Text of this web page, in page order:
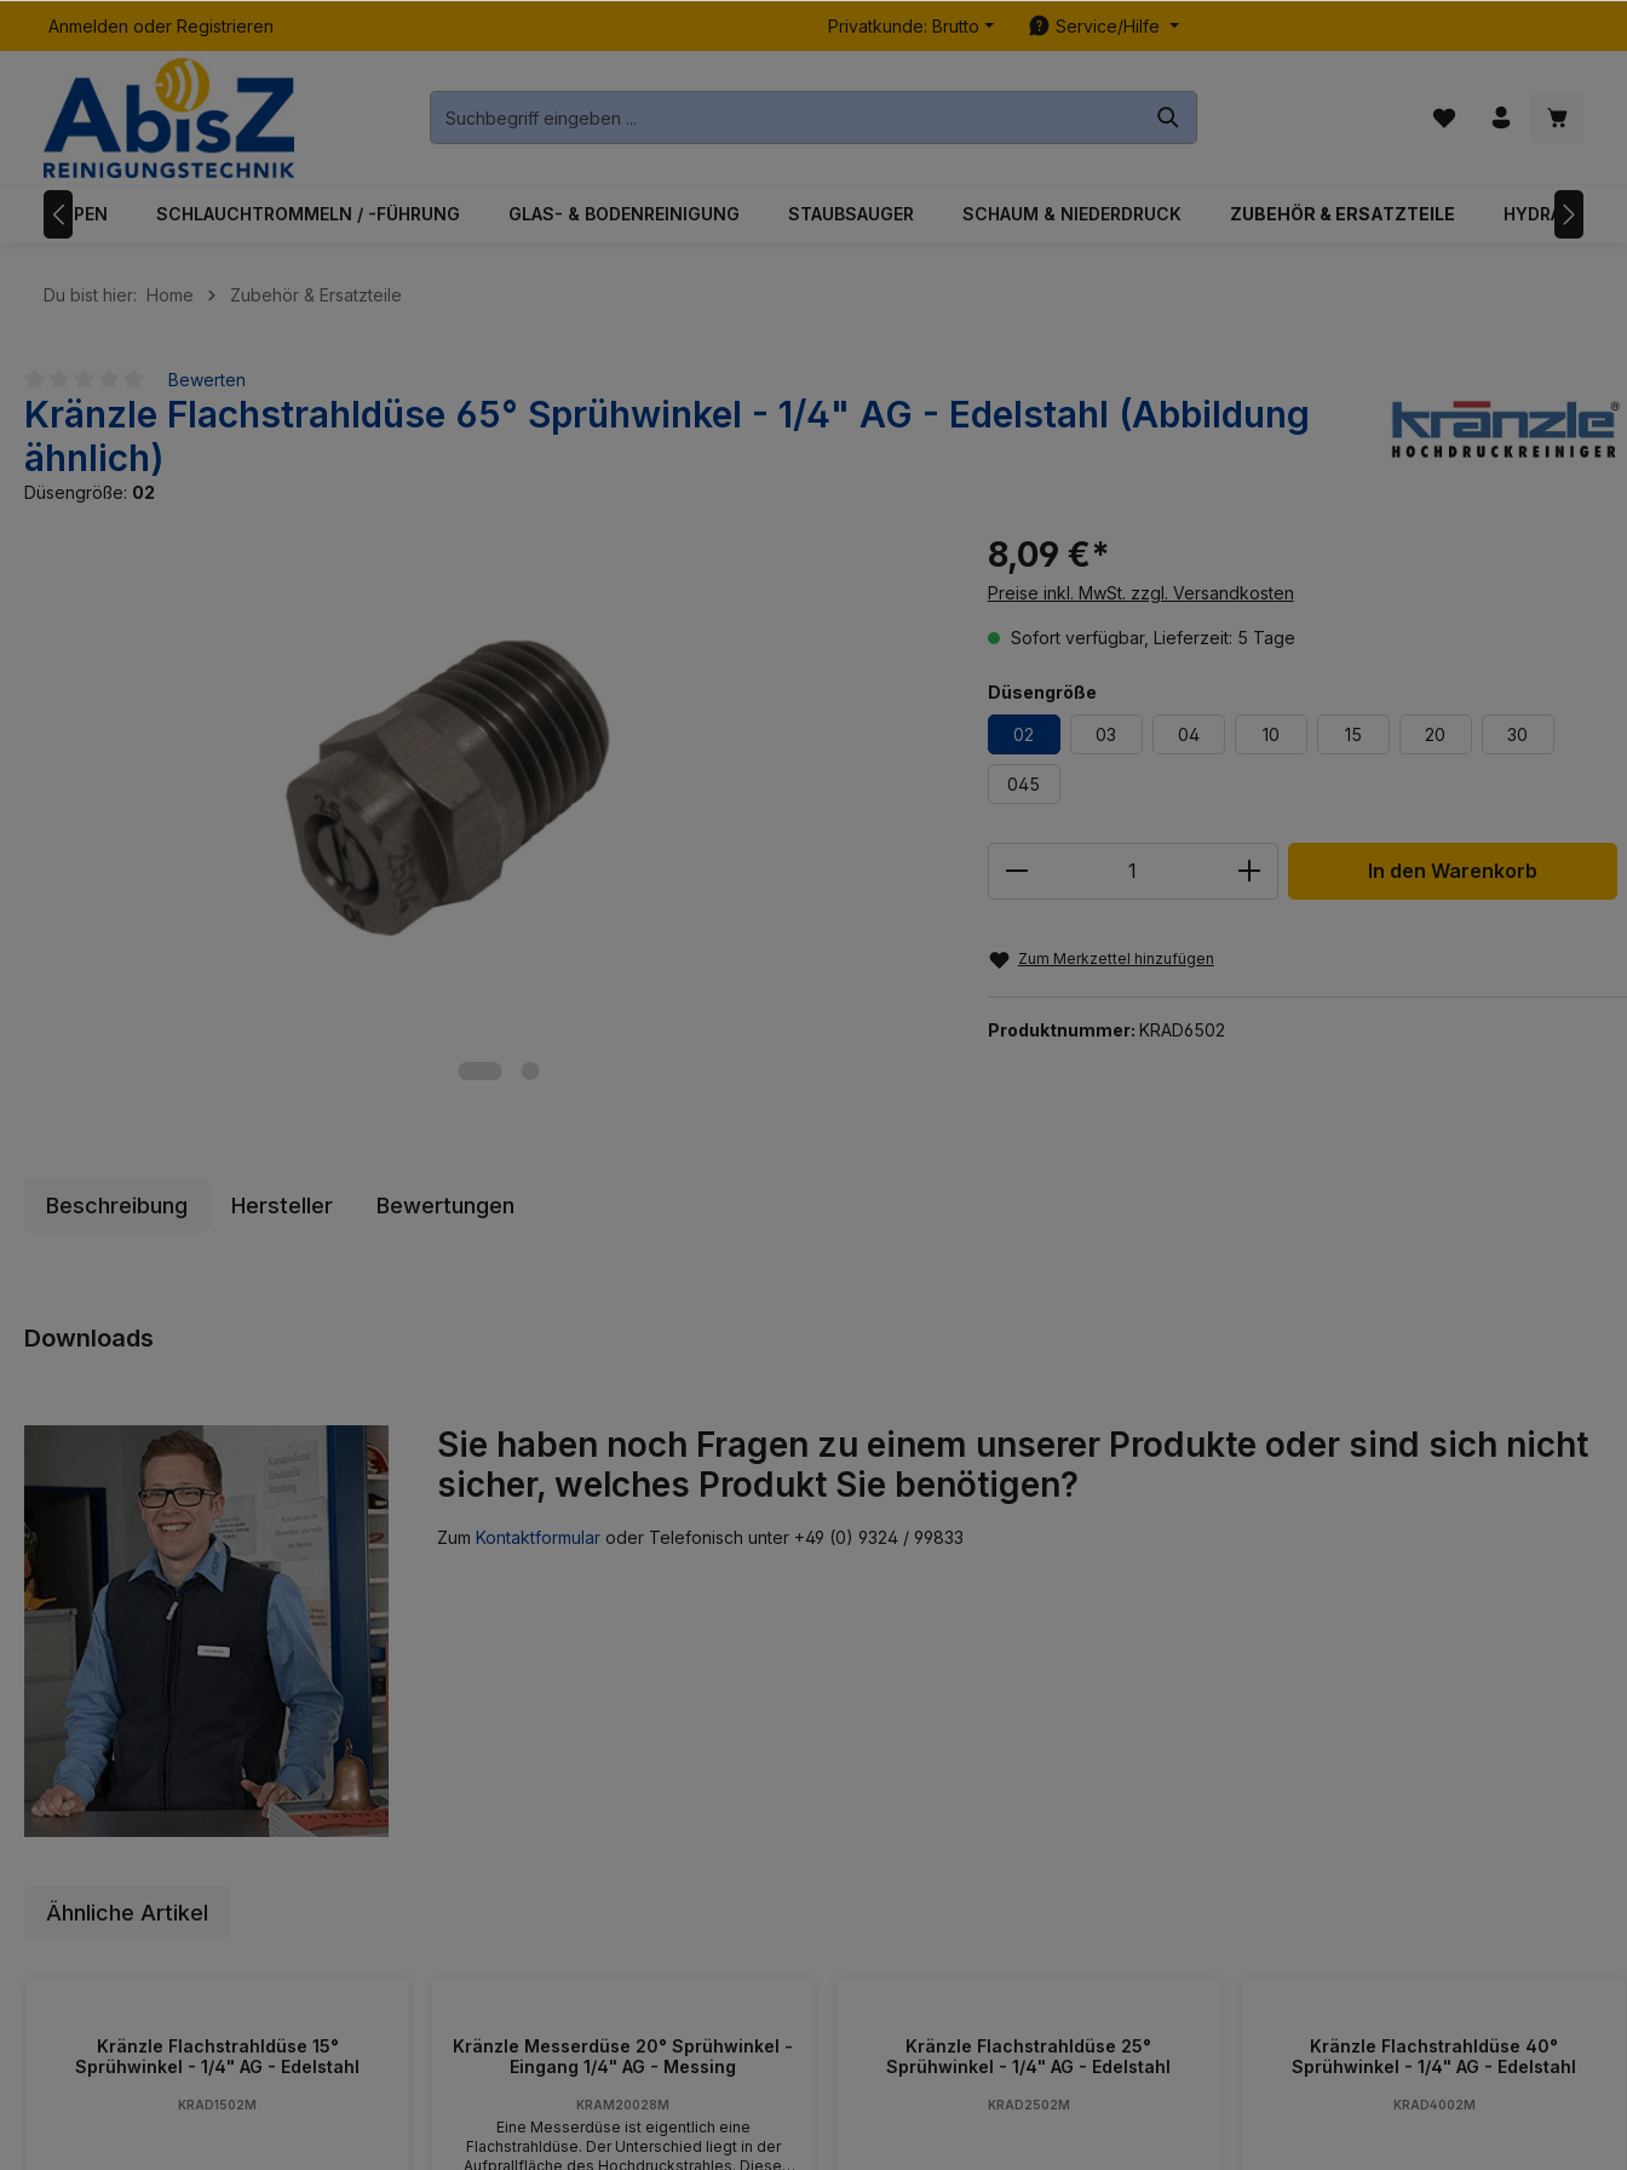
springen
Anmelden oder Registrieren Privatkunde: Brutto Service/Hilfe
& PUMPEN SCHLAUCHTROMMELN / -FÜHRUNG GLAS- & BODENREINIGUNG STAUBSAUGER SCHAUM & NIEDERDRUCK ZUBEHÖR & ERSATZTEILE HYDRAULIK
Du bist hier: Home Zubehör & Ersatzteile
Durchschnittliche Bewertung von 0 von 5 Sternen
Bewerten
Kränzle Flachstrahldüse 65° Sprühwinkel - 1/4" AG - Edelstahl (Abbildung
ähnlich)
Düsengröße: 02
8,09 €*
Preise inkl. MwSt. zzgl. Versandkosten
Sofort verfügbar, Lieferzeit: 5 Tage
Düsengröße
02 03 04 10 15 20 30
045
In den Warenkorb
Zum Merkzettel hinzufügen
Produktnummer: KRAD6502
Beschreibung Hersteller Bewertungen
Downloads
Sie haben noch Fragen zu einem unserer Produkte oder sind sich nicht
sicher, welches Produkt Sie benötigen?
Zum Kontaktformular oder Telefonisch unter +49 (0) 9324 / 99833
Ähnliche Artikel
Kränzle Flachstrahldüse 15°
Sprühwinkel - 1/4" AG - Edelstahl
KRAD1502M
Kränzle Messerdüse 20° Sprühwinkel -
Eingang 1/4" AG - Messing
KRAM20028M
Eine Messerdüse ist eigentlich eine
Flachstrahldüse. Der Unterschied liegt in der
Aufprallfläche des Hochdruckstrahles. Diese
Kränzle Flachstrahldüse 25°
Sprühwinkel - 1/4" AG - Edelstahl
KRAD2502M
Kränzle Flachstrahldüse 40°
Sprühwinkel - 1/4" AG - Edelstahl
KRAD4002M